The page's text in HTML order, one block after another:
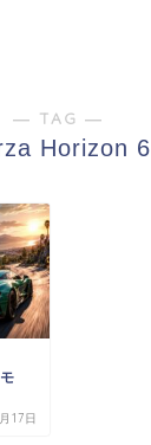
― TAG ―
Horizon 6
17日